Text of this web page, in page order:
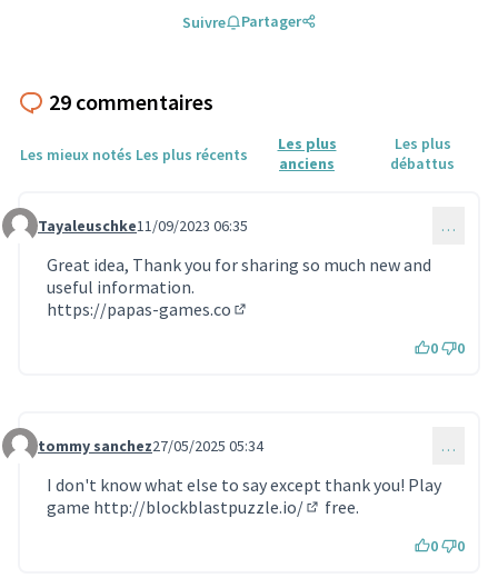
Suivre Partager
29 commentaires
Les mieux notés Les plus récents
Les plus
anciens
Les plus
débattus
Commentaire 976
Tayaleuschke11/09/2023 06:35 …
Great idea, Thank you for sharing so much new and
useful information.
https://papas-games.co
0 0
Commentaire 1811
tommy sanchez27/05/2025 05:34 …
I don't know what else to say except thank you! Play
game http://blockblastpuzzle.io/ free.
0 0